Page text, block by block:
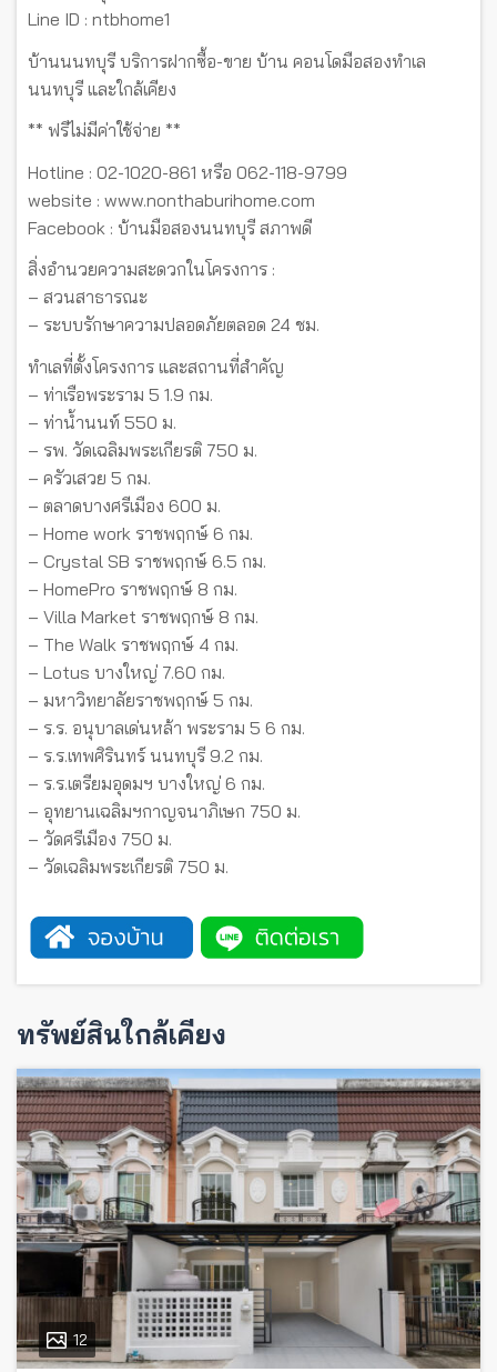
Line ID : ntbhome1
บ้านนนทบุรี บริการฝากซื้อ-ขาย บ้าน คอนโดมือสองทำเล
นนทบุรี และใกล้เคียง
** ฟรีไม่มีค่าใช้จ่าย **
Hotline : 02-1020-861 หรือ 062-118-9799
website : www.nonthaburihome.com
Facebook : บ้านมือสองนนทบุรี สภาพดี
สิ่งอำนวยความสะดวกในโครงการ :
– สวนสาธารณะ
– ระบบรักษาความปลอดภัยตลอด 24 ชม.
ทำเลที่ตั้งโครงการ และสถานที่สำคัญ
– ท่าเรือพระราม 5 1.9 กม.
– ท่าน้ำนนท์ 550 ม.
– รพ. วัดเฉลิมพระเกียรติ 750 ม.
– ครัวเสวย 5 กม.
– ตลาดบางศรีเมือง 600 ม.
– Home work ราชพฤกษ์ 6 กม.
– Crystal SB ราชพฤกษ์ 6.5 กม.
– HomePro ราชพฤกษ์ 8 กม.
– Villa Market ราชพฤกษ์ 8 กม.
– The Walk ราชพฤกษ์ 4 กม.
– Lotus บางใหญ่ 7.60 กม.
– มหาวิทยาลัยราชพฤกษ์ 5 กม.
– ร.ร. อนุบาลเด่นหล้า พระราม 5 6 กม.
– ร.ร.เทพศิรินทร์ นนทบุรี 9.2 กม.
– ร.ร.เตรียมอุดมฯ บางใหญ่ 6 กม.
– อุทยานเฉลิมฯกาญจนาภิเษก 750 ม.
– วัดศรีเมือง 750 ม.
– วัดเฉลิมพระเกียรติ 750 ม.
ทรัพย์สินใกล้เคียง
12